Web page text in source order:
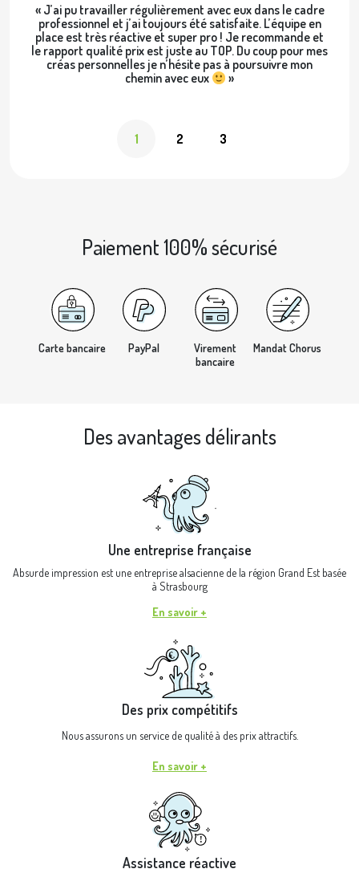
« J’ai pu travailler régulièrement avec eux dans le cadre
professionnel et j’ai toujours été satisfaite. L’équipe en
place est très réactive et super pro ! Je recommande et
le rapport qualité prix est juste au TOP. Du coup pour mes
créas personnelles je n’hésite pas à poursuivre mon
chemin avec eux
»
1 2 3
Paiement 100% sécurisé
Carte bancaire PayPal
Virement
bancaire
Mandat Chorus
Des avantages délirants
Une entreprise française
Absurde impression est une entreprise alsacienne de la région Grand Est basée
à Strasbourg
En savoir +
Des prix compétitifs
Nous assurons un service de qualité à des prix attractifs.
En savoir +
Assistance réactive